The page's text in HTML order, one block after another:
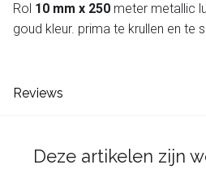
Rol 10 mm x 250 meter metallic
goud kleur. prima te krullen en te
Reviews
Deze artikelen zijn